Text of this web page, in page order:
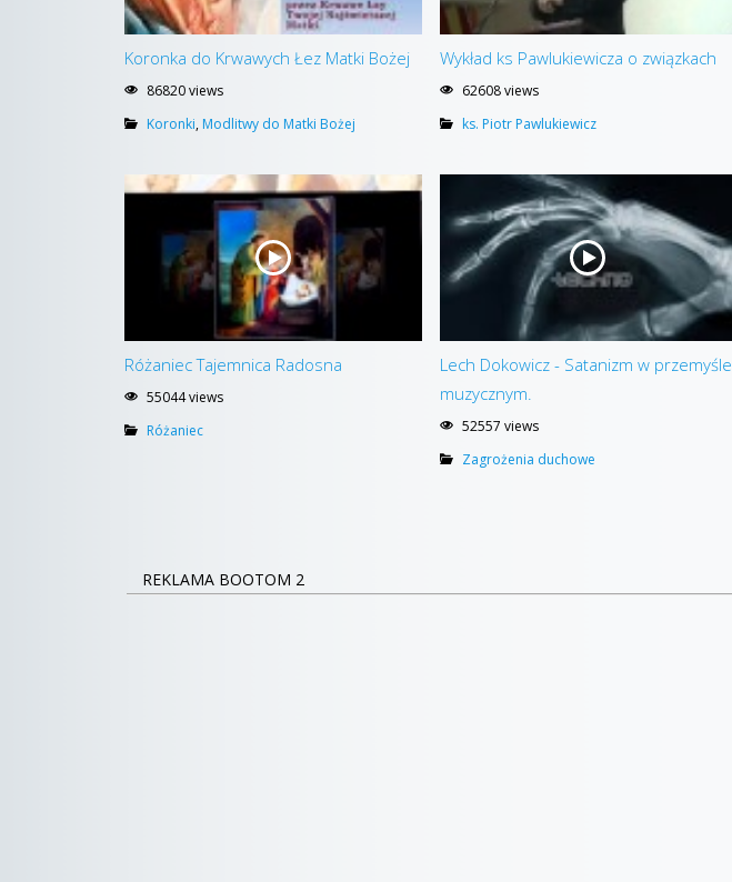
Koronka do Krwawych Łez Matki Bożej
86820 views
Koronki, Modlitwy do Matki Bożej
Wykład ks Pawlukiewicza o związkach
62608 views
ks. Piotr Pawlukiewicz
Różaniec Tajemnica Radosna
55044 views
Różaniec
Lech Dokowicz - Satanizm w przemyśle
muzycznym.
52557 views
Zagrożenia duchowe
REKLAMA BOOTOM 2